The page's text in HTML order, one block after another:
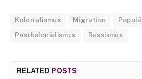
Kolonialismus Migration
Postkolonialismus Rassismus
RELATED POSTS